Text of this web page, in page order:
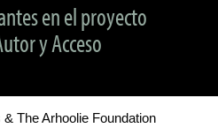
en el proyecto
y Acceso
The Arhoolie Foundation